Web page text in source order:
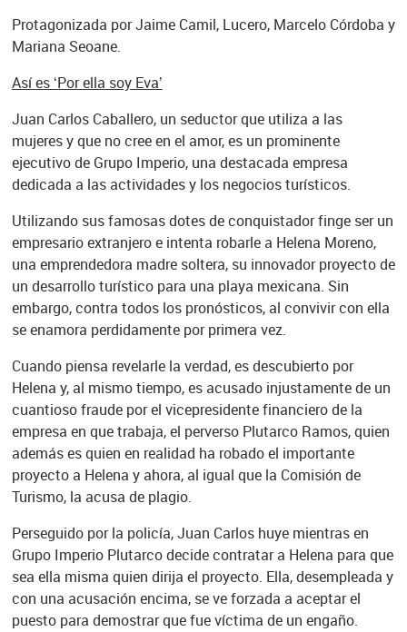
Protagonizada por Jaime Camil, Lucero, Marcelo Córdoba y
Mariana Seoane.
Así es ‘Por ella soy Eva’
Juan Carlos Caballero, un seductor que utiliza a las
mujeres y que no cree en el amor, es un prominente
ejecutivo de Grupo Imperio, una destacada empresa
dedicada a las actividades y los negocios turísticos.
Utilizando sus famosas dotes de conquistador finge ser un
empresario extranjero e intenta robarle a Helena Moreno,
una emprendedora madre soltera, su innovador proyecto de
un desarrollo turístico para una playa mexicana. Sin
embargo, contra todos los pronósticos, al convivir con ella
se enamora perdidamente por primera vez.
Cuando piensa revelarle la verdad, es descubierto por
Helena y, al mismo tiempo, es acusado injustamente de un
cuantioso fraude por el vicepresidente financiero de la
empresa en que trabaja, el perverso Plutarco Ramos, quien
además es quien en realidad ha robado el importante
proyecto a Helena y ahora, al igual que la Comisión de
Turismo, la acusa de plagio.
Perseguido por la policía, Juan Carlos huye mientras en
Grupo Imperio Plutarco decide contratar a Helena para que
sea ella misma quien dirija el proyecto. Ella, desempleada y
con una acusación encima, se ve forzada a aceptar el
puesto para demostrar que fue víctima de un engaño.